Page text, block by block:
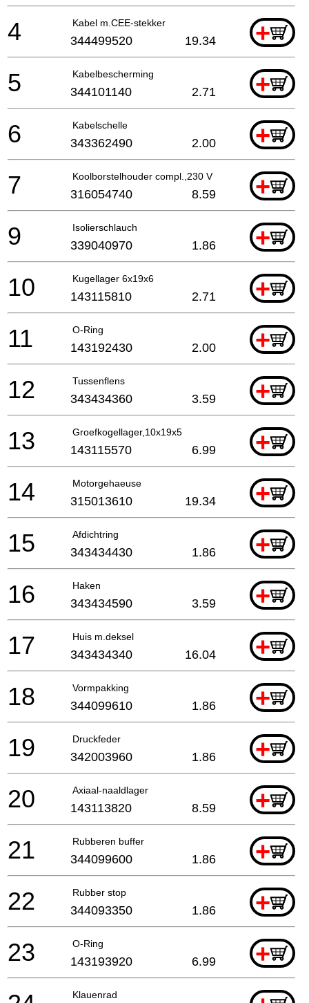
Kabel m.CEE-stekker +
4 344499520 19.34
Kabelbescherming +
5 344101140 2.71
Kabelschelle +
6 343362490 2.00
Koolborstelhouder compl.,230 V +
7 316054740 8.59
Isolierschlauch +
9 339040970 1.86
Kugellager 6x19x6 +
10 143115810 2.71
O-Ring +
11 143192430 2.00
Tussenflens +
12 343434360 3.59
Groefkogellager,10x19x5 +
13 143115570 6.99
Motorgehaeuse +
14 315013610 19.34
Afdichtring +
15 343434430 1.86
Haken +
16 343434590 3.59
Huis m.deksel +
17 343434340 16.04
Vormpakking +
18 344099610 1.86
Druckfeder +
19 342003960 1.86
Axiaal-naaldlager +
20 143113820 8.59
Rubberen buffer +
21 344099600 1.86
Rubber stop +
22 344093350 1.86
O-Ring +
23 143193920 6.99
Klauenrad